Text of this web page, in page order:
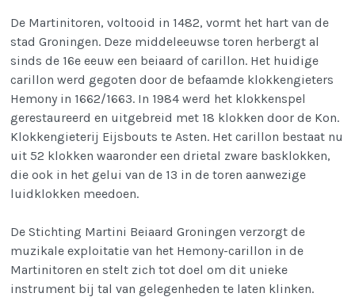
De Martinitoren, voltooid in 1482, vormt het hart van de
stad Groningen. Deze middeleeuwse toren herbergt al
sinds de 16e eeuw een beiaard of carillon. Het huidige
carillon werd gegoten door de befaamde klokkengieters
Hemony in 1662/1663. In 1984 werd het klokkenspel
gerestaureerd en uitgebreid met 18 klokken door de Kon.
Klokkengieterij Eijsbouts te Asten. Het carillon bestaat nu
uit 52 klokken waaronder een drietal zware basklokken,
die ook in het gelui van de 13 in de toren aanwezige
luidklokken meedoen.
De Stichting Martini Beiaard Groningen verzorgt de
muzikale exploitatie van het Hemony-carillon in de
Martinitoren en stelt zich tot doel om dit unieke
instrument bij tal van gelegenheden te laten klinken.